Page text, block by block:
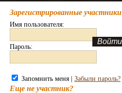
Зарегистрированные участники
Имя пользователя:
Пароль:
Запомнить меня | Забыли пароль?
Еще не участник?